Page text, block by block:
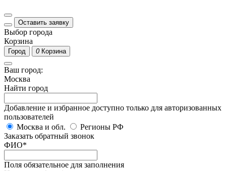
Оставить заявку
Выбор города
Корзина
Город 0 Корзина
Ваш город:
Москва
Найти город
Добавление и избранное доступно только для авторизованных
пользователей
Москва и обл.
Регионы РФ
Заказать обратный звонок
ФИО*
Поля обязательное для заполнения